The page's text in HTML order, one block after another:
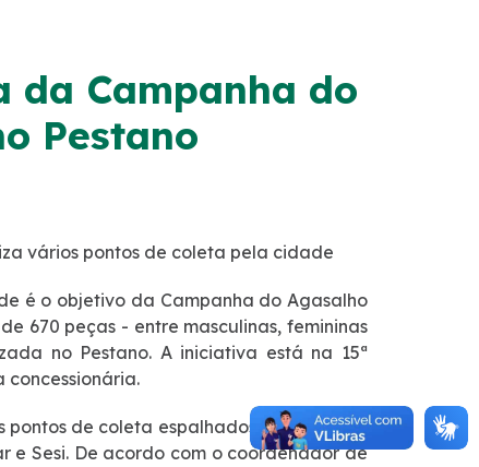
da Campanha do
Pestano
vários pontos de coleta pela cidade
é o objetivo da Campanha do Agasalho
670 peças - entre masculinas, femininas
no Pestano. A iniciativa está na 15ª
concessionária.
pontos de coleta espalhados pela cidade:
e Sesi. De acordo com o coordenador de